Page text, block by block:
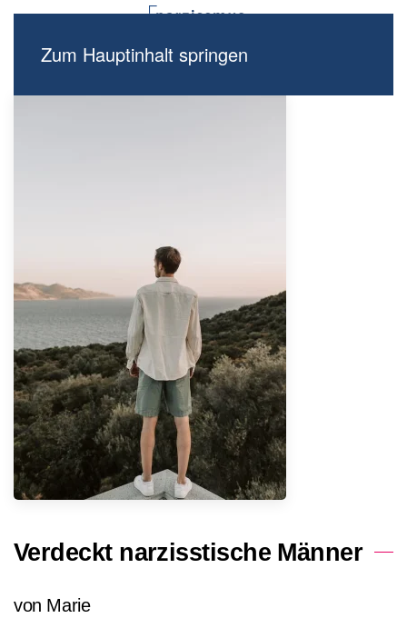
Zum Hauptinhalt springen
Verdeckt narzisstische Männer
von Marie